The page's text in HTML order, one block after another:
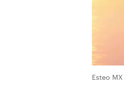
Esteo MX